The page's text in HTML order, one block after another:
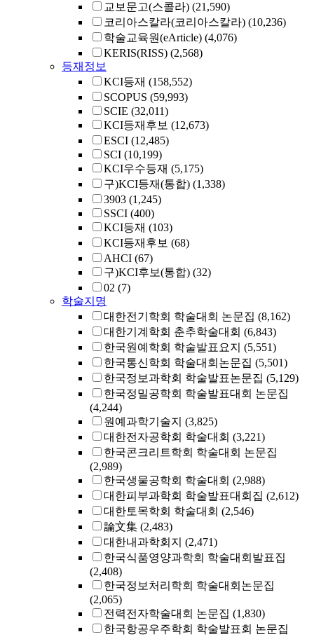
교보문고(스콜라) (21,590)
코리아스칼라(코리아스칼라) (10,236)
학술교육원(eArticle) (4,076)
KERIS(RISS) (2,568)
등재정보
KCI등재 (158,552)
SCOPUS (59,993)
SCIE (32,011)
KCI등재후보 (12,673)
ESCI (12,485)
SCI (10,199)
KCI우수등재 (5,175)
구)KCI등재(통합) (1,338)
3903 (1,245)
SSCI (400)
KCI등재 (103)
KCI등재후보 (68)
AHCI (67)
구)KCI후보(통합) (32)
02 (7)
학술지명
대한전기학회 학술대회 논문집 (8,162)
대한기계학회 춘추학술대회 (6,843)
한국원예학회 학술발표요지 (5,551)
한국통신학회 학술대회논문집 (5,501)
한국정보과학회 학술발표논문집 (5,129)
한국정밀공학회 학술발표대회 논문집
(4,244)
원예과학기술지 (3,825)
대한전자공학회 학술대회 (3,221)
한국콘크리트학회 학술대회 논문집
(2,989)
한국생물공학회 학술대회 (2,988)
대한피부과학회 학술발표대회집 (2,612)
대한토목학회 학술대회 (2,546)
論文集 (2,483)
대한내과학회지 (2,471)
한국식품영양과학회 학술대회발표집
(2,408)
한국정보처리학회 학술대회논문집
(2,065)
전력전자학술대회 논문집 (1,830)
한국항공우주학회 학술발표회 논문집